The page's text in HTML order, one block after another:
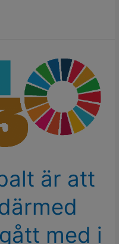
är att
med i